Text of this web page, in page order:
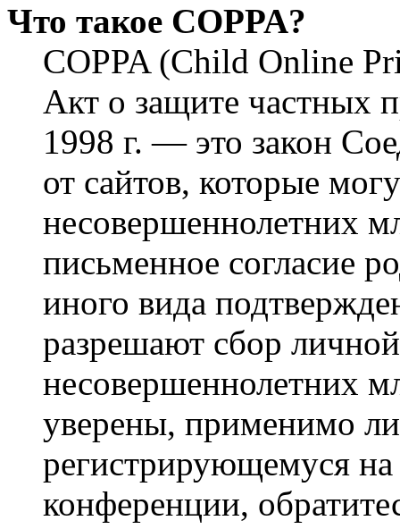
Что такое COPPA?
COPPA (Child Online
Акт о защите частных
1998 г. — это закон
от сайтов, которые
несовершеннолетних
письменное согласие
иного вида
разрешают сбор
несовершеннолетних
уверены, применимо
регистрирующемуся
конференции,